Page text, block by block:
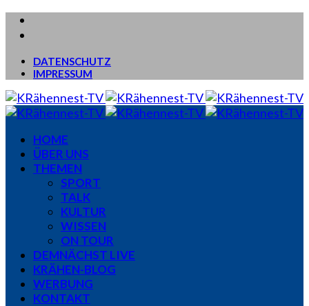
DATENSCHUTZ
IMPRESSUM
HOME
ÜBER UNS
THEMEN
SPORT
TALK
KULTUR
WISSEN
ON TOUR
DEMNÄCHST LIVE
KRÄHEN-BLOG
WERBUNG
KONTAKT